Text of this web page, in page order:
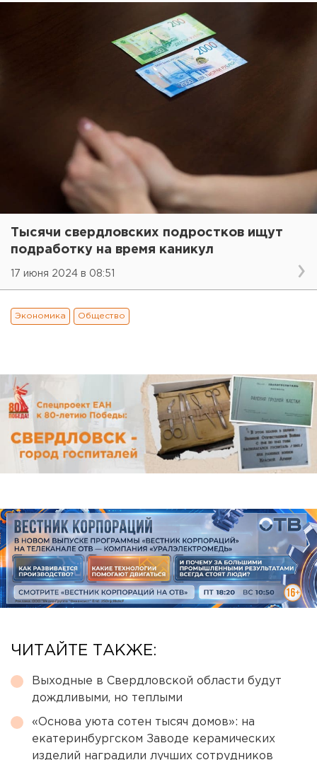
Тысячи свердловских подростков ищут
подработку на время каникул
17 июня 2024 в 08:51
Экономика Общество
ЧИТАЙТЕ ТАКЖЕ:
Выходные в Свердловской области будут
дождливыми, но теплыми
«Основа уюта сотен тысяч домов»: на
екатеринбургском Заводе керамических
изделий наградили лучших сотрудников